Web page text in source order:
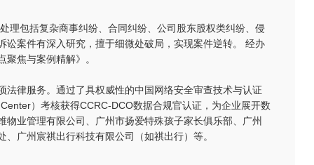
理包括复杂商事纠纷、合同纠纷、公司股东股权类纠纷、侵
案件有深入研究，擅于细微处破局，实现案件逆转。 经办
焦与案例精解》。
律服务。通过了具权威性的中国网络安全审查技术与认证
）考核获得CCRC-DCO数据合规官认证，为企业展开数
业管理有限公司、广州市扬爱特殊孩子家长俱乐部、广州
广州宸祺出行科技有限公司（如祺出行）等。